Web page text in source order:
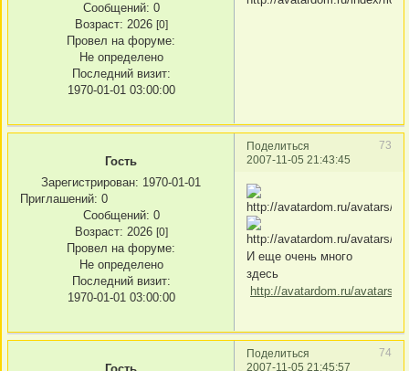
Сообщений: 0
Возраст: 2026 [0]
Провел на форуме:
Не определено
Последний визит:
1970-01-01 03:00:00
Поделиться
73
2007-11-05 21:43:45
Гость
Зарегистрирован: 1970-01-01
Приглашений: 0
Сообщений: 0
Возраст: 2026 [0]
Провел на форуме:
Не определено
Последний визит:
1970-01-01 03:00:00
И еще очень много
здесь
http://avatardom.ru/avatars/
Поделиться
74
2007-11-05 21:45:57